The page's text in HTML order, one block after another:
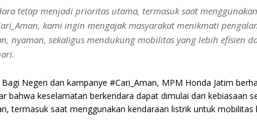
tetap menjadi prioritas utama, termasuk saat
kami ingin mengajak masyarakat menikmati
nyaman, sekaligus mendukung mobilitas yang lebih efisien
Negeri dan kampanye #Cari_Aman, MPM Honda Jatim
bahwa keselamatan berkendara dapat dimulai dari kebiasaan
termasuk saat menggunakan kendaraan listrik untuk mobilitas